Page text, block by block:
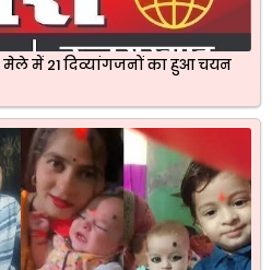
मेले में 21 दिव्यांगजनों का हुआ चयन